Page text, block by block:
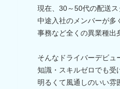
現在、30～50代の配送ス
中途入社のメンバーが多
事務など全くの異業種出
そんなドライバーデビュ
知識・スキルゼロでも受
明るくて風通しのいい雰